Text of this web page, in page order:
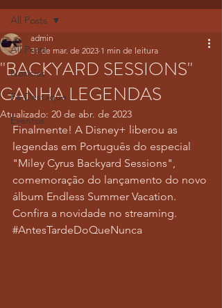
All Posts
Notícias
Fã-Destaque
Eventos
All Posts
"BACKYARD SESSIONS"
GANHA LEGENDAS
admin
31 de mar. de 2023 1 min de leitura
Atualizado: 20 de abr. de 2023
Finalmente! A Disney+ liberou as
legendas em Português do especial
"Miley Cyrus Backyard Sessions",
comemoração do lançamento do novo
álbum Endless Summer Vacation.
Confira a novidade no streaming.
#AntesTardeDoQueNunca